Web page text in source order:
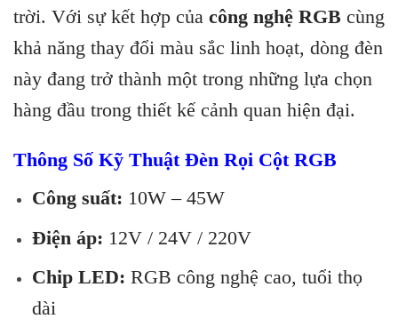
trời. Với sự kết hợp của công nghệ RGB cùng
khả năng thay đổi màu sắc linh hoạt, dòng đèn
này đang trở thành một trong những lựa chọn
hàng đầu trong thiết kế cảnh quan hiện đại.
Thông Số Kỹ Thuật Đèn Rọi Cột RGB
Công suất: 10W – 45W
Điện áp: 12V / 24V / 220V
Chip LED: RGB công nghệ cao, tuổi thọ
dài